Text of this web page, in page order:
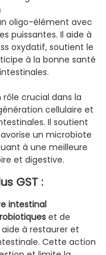
oligo-élément avec
puissantes. Il aide à
oxydatif, soutient le
à la bonne santé
crucial dans la
cellulaire et
Il soutient
un microbiote
à une meilleure
et digestive.
GST :
intestinal
et de
aide à restaurer et
Cette action